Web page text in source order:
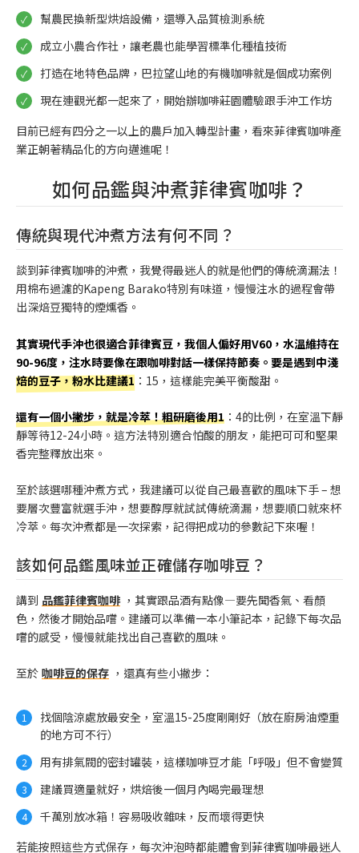
幫農民換新型烘焙設備，還導入品質檢測系統
成立小農合作社，讓老農也能學習標準化種植技術
打造在地特色品牌，巴拉望山地的有機咖啡就是個成功案例
現在連觀光都一起來了，開始辦咖啡莊園體驗跟手沖工作坊
目前已經有四分之一以上的農戶加入轉型計畫，看來菲律賓咖啡產
業正朝著精品化的方向邁進呢！
如何品鑑與沖煮菲律賓咖啡？
傳統與現代沖煮方法有何不同？
談到菲律賓咖啡的沖煮，我覺得最迷人的就是他們的傳統滴漏法！
用棉布過濾的Kapeng Barako特別有味道，慢慢注水的過程會帶
出深焙豆獨特的煙燻香。
其實現代手沖也很適合菲律賓豆，我個人偏好用V60，水溫維持在
90-96度，注水時要像在跟咖啡對話一樣保持節奏。要是遇到中淺
焙的豆子，粉水比建議1 ：15，這樣能完美平衡酸甜。
還有一個小撇步，就是冷萃！粗研磨後用1 ：4的比例，在室溫下靜
靜等待12-24小時。這方法特別適合怕酸的朋友，能把可可和堅果
香完整釋放出來。
至於該選哪種沖煮方式，我建議可以從自己最喜歡的風味下手 – 想
要層次豐富就選手沖，想要醇厚就試試傳統滴漏，想要順口就來杯
冷萃。每次沖煮都是一次探索，記得把成功的參數記下來喔！
該如何品鑑風味並正確儲存咖啡豆？
講到 品鑑菲律賓咖啡 ，其實跟品酒有點像—要先聞香氣、看顏
色，然後才開始品嚐。建議可以準備一本小筆記本，記錄下每次品
嚐的感受，慢慢就能找出自己喜歡的風味。
至於 咖啡豆的保存 ，還真有些小撇步：
找個陰涼處放最安全，室溫15-25度剛剛好（放在廚房油煙重
的地方可不行）
用有排氣閥的密封罐裝，這樣咖啡豆才能「呼吸」但不會變質
建議買適量就好，烘焙後一個月內喝完最理想
千萬別放冰箱！容易吸收雜味，反而壞得更快
若能按照這些方式保存，每次沖泡時都能體會到菲律賓咖啡最迷人